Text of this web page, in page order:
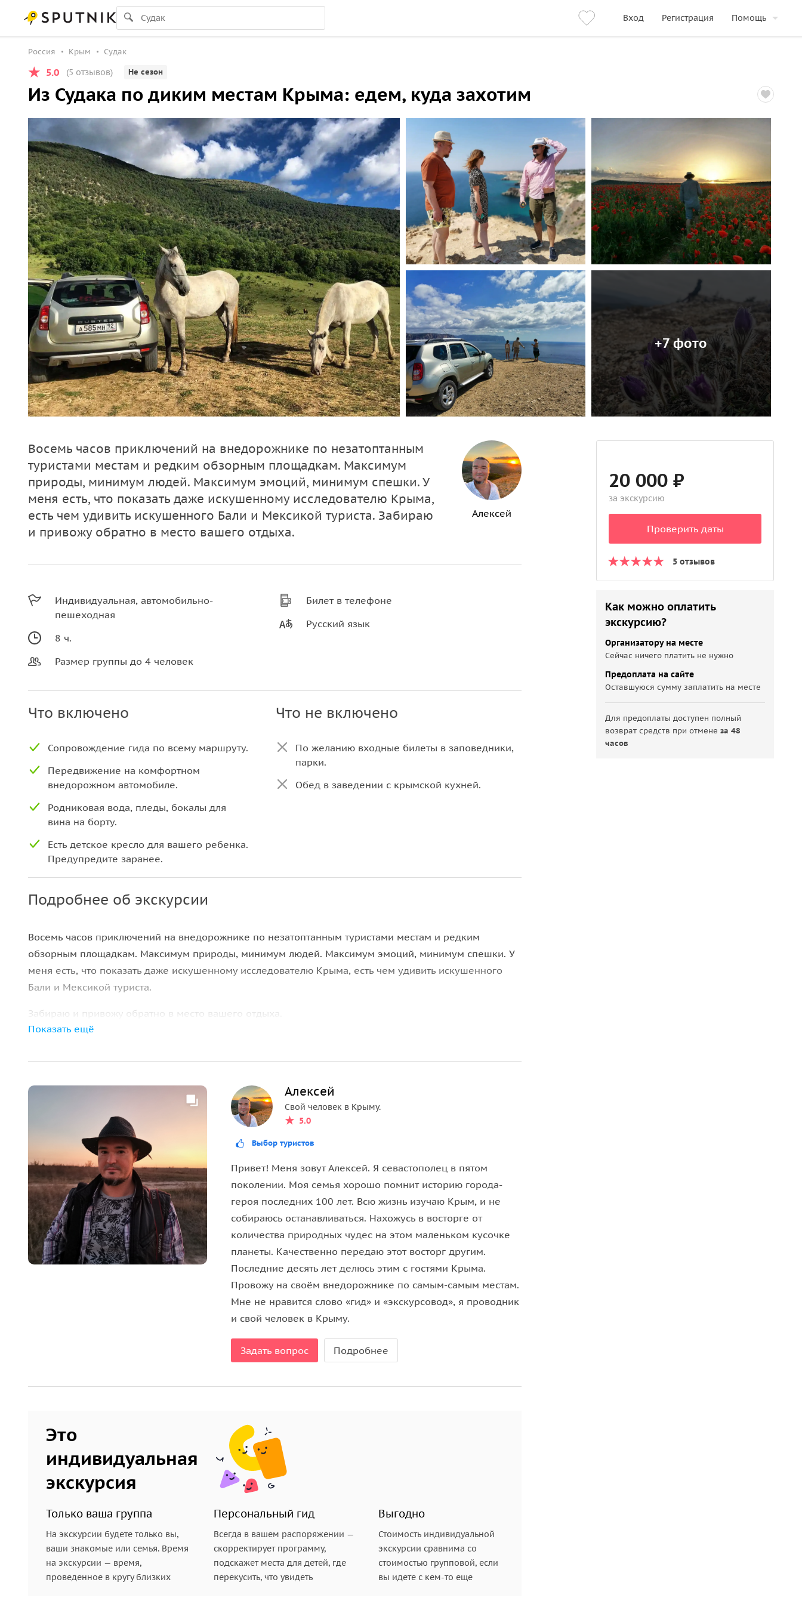
Вход Регистрация Помощь
Россия Крым Судак
5.0 (5 отзывов) Не сезон
Из Судака по диким местам Крыма: едем, куда захотим
+7 фото
Восемь часов приключений на внедорожнике по незатоптанным
туристами местам и редким обзорным площадкам. Максимум
природы, минимум людей. Максимум эмоций, минимум спешки. У
меня есть, что показать даже искушенному исследователю Крыма,
есть чем удивить искушенного Бали и Мексикой туриста. Забираю
и привожу обратно в место вашего отдыха.
Алексей
Индивидуальная, автомобильно-
пешеходная
8 ч.
Размер группы до 4 человек
Билет в телефоне
Русский язык
Что включено
Сопровождение гида по всему маршруту.
Передвижение на комфортном
внедорожном автомобиле.
Родниковая вода, пледы, бокалы для
вина на борту.
Есть детское кресло для вашего ребенка.
Предупредите заранее.
Что не включено
По желанию входные билеты в заповедники,
парки.
Обед в заведении с крымской кухней.
Подробнее об экскурсии
Восемь часов приключений на внедорожнике по незатоптанным туристами местам и редким
обзорным площадкам. Максимум природы, минимум людей. Максимум эмоций, минимум спешки. У
меня есть, что показать даже искушенному исследователю Крыма, есть чем удивить искушенного
Бали и Мексикой туриста.
Забираю и привожу обратно в место вашего отдыха.
Показать ещё
Алексей
Свой человек в Крыму.
5.0
Выбор туристов
Привет! Меня зовут Алексей. Я севастополец в пятом
поколении. Моя семья хорошо помнит историю города-
героя последних 100 лет. Всю жизнь изучаю Крым, и не
собираюсь останавливаться. Нахожусь в восторге от
количества природных чудес на этом маленьком кусочке
планеты. Качественно передаю этот восторг другим.
Последние десять лет делюсь этим с гостями Крыма.
Провожу на своём внедорожнике по самым-самым местам.
Мне не нравится слово «гид» и «экскурсовод», я проводник
и свой человек в Крыму.
Задать вопрос Подробнее
Это
индивидуальная
экскурсия
Только ваша группа
На экскурсии будете только вы,
ваши знакомые или семья. Время
на экскурсии — время,
проведенное в кругу близких
Персональный гид
Всегда в вашем распоряжении —
скорректирует программу,
подскажет места для детей, где
перекусить, что увидеть
Выгодно
Стоимость индивидуальной
экскурсии сравнима со
стоимостью групповой, если
вы идете с кем-то еще
20 000 ₽
за экскурсию
Проверить даты
5 отзывов
Как можно оплатить
экскурсию?
Организатору на месте
Сейчас ничего платить не нужно
Предоплата на сайте
Оставшуюся сумму заплатить на месте
Для предоплаты доступен полный
возврат средств при отменеза 48
часов